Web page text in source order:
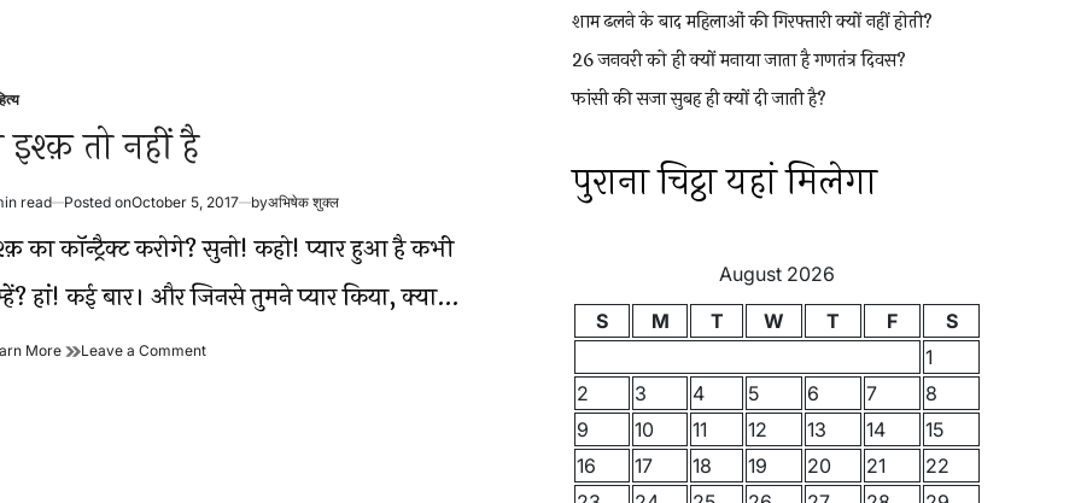
तो नहीं है
read Posted onOctober 5, 2017 byअभिषेक शुक्ल
का कॉन्ट्रैक्ट करोगे? सुनो! कहो! प्यार हुआ है कभी
हां! कई बार। और जिनसे तुमने प्यार किया, क्या…
More ये Leave a Commenton
शाम ढलने के बाद महिलाओं की गिरफ्तारी क्यों नहीं होती?
26 जनवरी को ही क्यों मनाया जाता है गणतंत्र दिवस?
फांसी की सजा सुबह ही क्यों दी जाती है?
पुराना चिट्ठा यहां मिलेगा
August 2026
S
M T W T F
S
1
2
3 4 5 6 7
8
9
10 11 12 13 14
15
16
17 18 19 20 21
22